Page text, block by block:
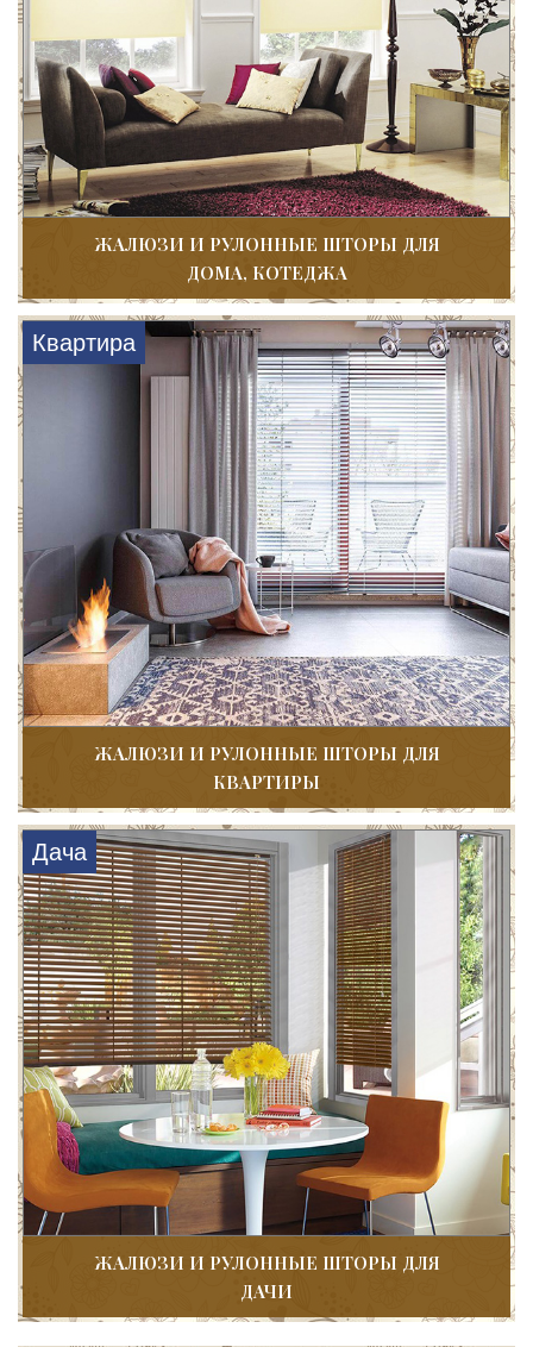
ЖАЛЮЗИ И РУЛОННЫЕ ШТОРЫ ДЛЯ
ДОМА, КОТЕДЖА
Квартира
ЖАЛЮЗИ И РУЛОННЫЕ ШТОРЫ ДЛЯ
КВАРТИРЫ
Дача
ЖАЛЮЗИ И РУЛОННЫЕ ШТОРЫ ДЛЯ
ДАЧИ